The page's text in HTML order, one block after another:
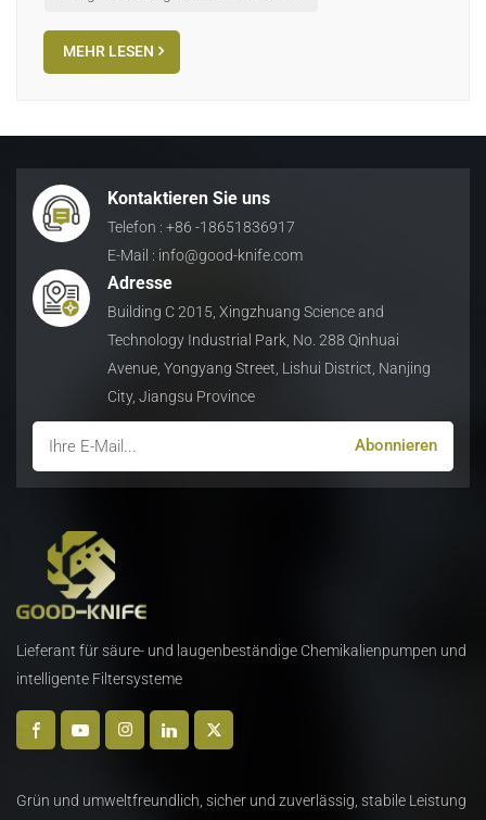
vorgehärteter Kunststoffformenstahl mit folgenden
herausragenden Eigenschaften: Hervorragende
Verarbeitungseigenschaften: im Werk auf ca. 30-34HRC
Spiegelpoliereffekt und erfüllt hohe Anforderungen an die
Verformung während der Wärmebehandlung, wodurch die
Maßgenauigkeit von Präzisionsteilen gewährleistet wird
Ausgewogene Festigkeit und Zähigkeit: gute
Schlagfestigkeit bei ausreichender Härte Hervorragende
Korrosionsbeständigkeit: besonders geeignet für
Formmaterialien wie PVC
MEHR LESEN
Kontaktieren Sie uns
Telefon : +86 -18651836917
E-Mail : info@good-knife.com
Adresse
Building C 2015, Xingzhuang Science and
Technology Industrial Park, No. 288 Qinhuai
Avenue, Yongyang Street, Lishui District, Nanjing
City, Jiangsu Province
Lieferant für säure- und laugenbeständige Chemikalienpumpen und
intelligente Filtersysteme
Grün und umweltfreundlich, sicher und zuverlässig, stabile Leistung